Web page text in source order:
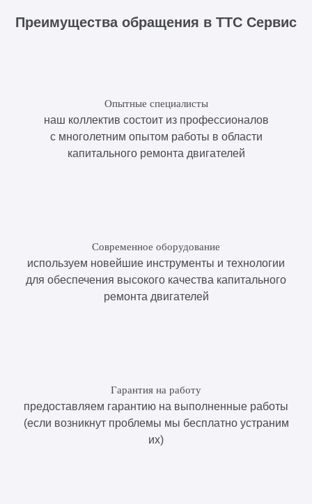
Преимущества обращения в ТТС Сервис
Опытные специалисты
наш коллектив состоит из профессионалов
с многолетним опытом работы в области
капитального ремонта двигателей
Современное оборудование
используем новейшие инструменты и технологии
для обеспечения высокого качества капитального
ремонта двигателей
Гарантия на работу
предоставляем гарантию на выполненные работы
(если возникнут проблемы мы бесплатно устраним
их)